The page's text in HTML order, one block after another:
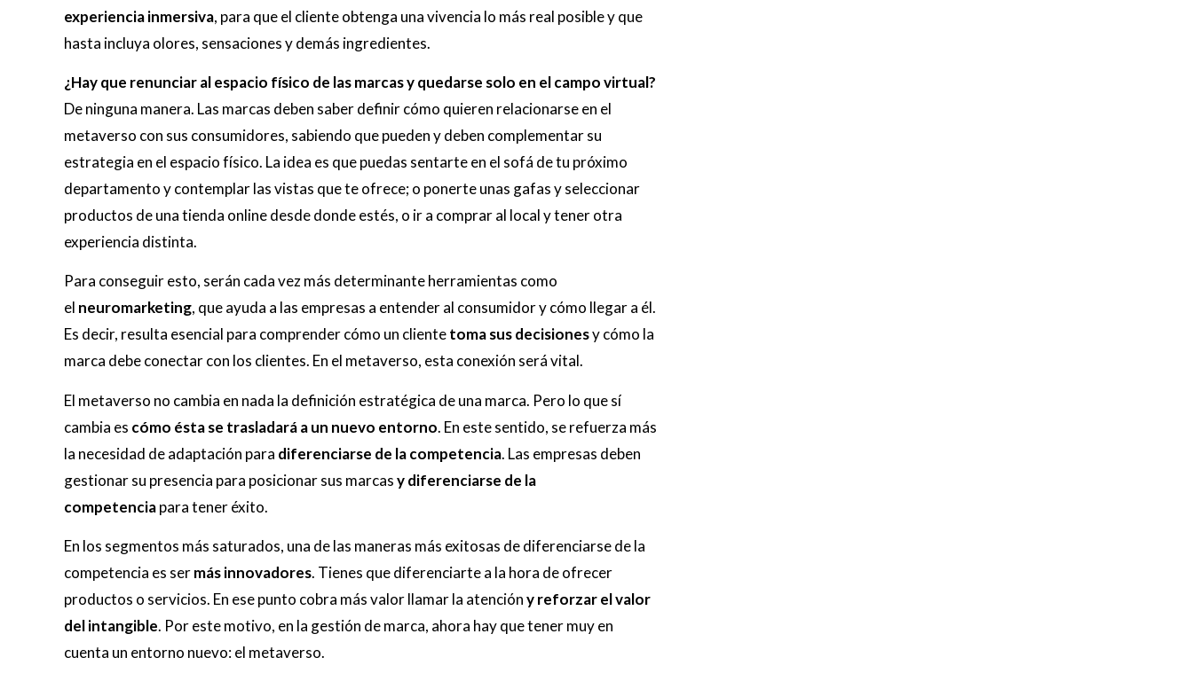
experiencia inmersiva, para que el cliente obtenga una vivencia lo más real posible y que
hasta incluya olores, sensaciones y demás ingredientes.
¿Hay que renunciar al espacio físico de las marcas y quedarse solo en el campo virtual?
De ninguna manera. Las marcas deben saber definir cómo quieren relacionarse en el
metaverso con sus consumidores, sabiendo que pueden y deben complementar su
estrategia en el espacio físico. La idea es que puedas sentarte en el sofá de tu próximo
departamento y contemplar las vistas que te ofrece; o ponerte unas gafas y seleccionar
productos de una tienda online desde donde estés, o ir a comprar al local y tener otra
experiencia distinta.
Para conseguir esto, serán cada vez más determinante herramientas como
el neuromarketing, que ayuda a las empresas a entender al consumidor y cómo llegar a él.
Es decir, resulta esencial para comprender cómo un clientetoma sus decisionesy cómo la
marca debe conectar con los clientes. En el metaverso, esta conexión será vital.
El metaverso no cambia en nada la definición estratégica de una marca. Pero lo que sí
cambia es cómo ésta se trasladará a un nuevo entorno. En este sentido, se refuerza más
la necesidad de adaptación para diferenciarse de la competencia. Las empresas deben
gestionar su presencia para posicionar sus marcasy diferenciarse de la
competenciapara tener éxito.
En los segmentos más saturados, una de las maneras más exitosas de diferenciarse de la
competencia es sermás innovadores. Tienes que diferenciarte a la hora de ofrecer
productos o servicios. En ese punto cobra más valor llamar la atencióny reforzar el valor
del intangible. Por este motivo, en la gestión de marca, ahora hay que tener muy en
cuenta un entorno nuevo: el metaverso.